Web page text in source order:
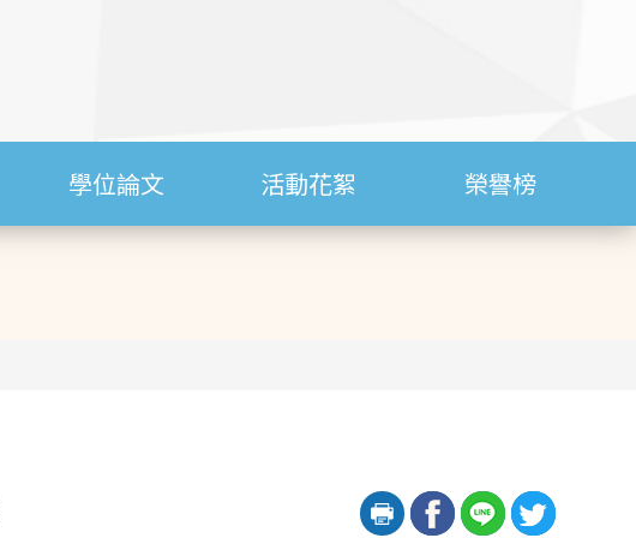
學位論文 活動花絮 榮譽榜